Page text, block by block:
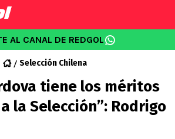
AL CANAL DE REDGOL
Selección Chilena
tiene los méritos
la Selección”: Rodrigo